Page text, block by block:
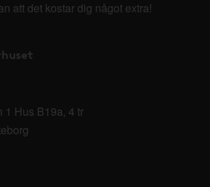
att det kostar dig något extra!
1 Hus B19a, 4 tr